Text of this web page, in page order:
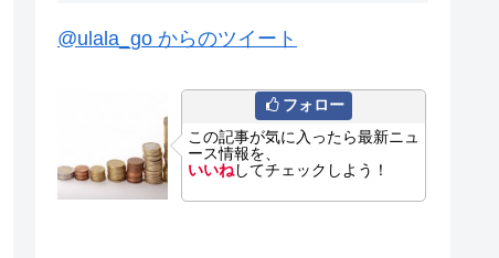
@ulala_go からのツイート
フォロー
この記事が気に入ったら最新ニュ
ース情報を、
いいねしてチェックしよう！